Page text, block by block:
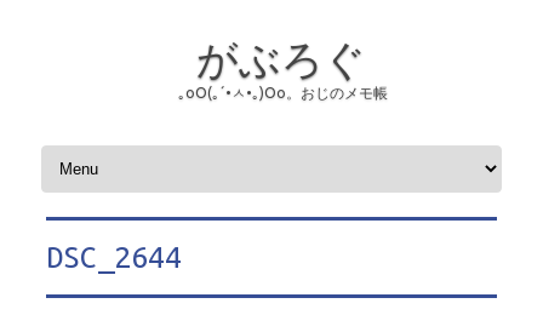
がぶろぐ
｡оО(｡´•ㅅ•｡)Оо。おじのメモ帳
コンテンツへスキップ
DSC_2644